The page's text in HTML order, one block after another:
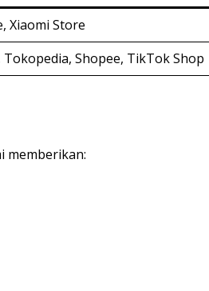
Xiaomi Store
Tokopedia, Shopee, TikTok Shop
memberikan: